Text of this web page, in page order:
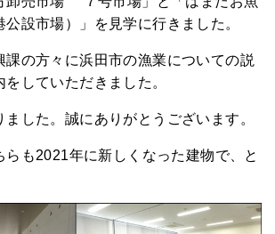
設市場）」を見学に行きました。
課の方々に浜田市の漁業についての説
していただきました。
した。誠にありがとうございます。
らも2021年に新しくなった建物で、と